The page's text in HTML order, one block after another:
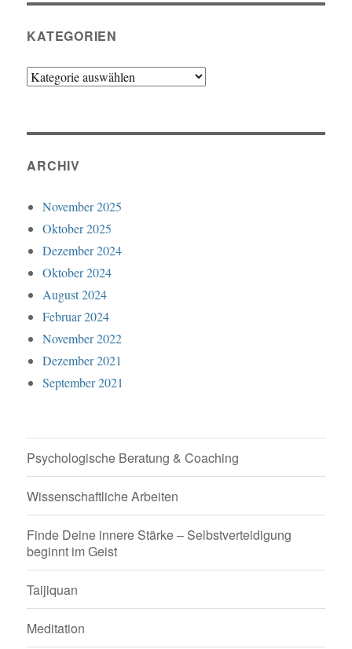
KATEGORIEN
Kategorien
ARCHIV
November 2025
Oktober 2025
Dezember 2024
Oktober 2024
August 2024
Februar 2024
November 2022
Dezember 2021
September 2021
Psychologische Beratung & Coaching
Wissenschaftliche Arbeiten
Finde Deine innere Stärke – Selbstverteidigung
beginnt im Geist
Taijiquan
Meditation